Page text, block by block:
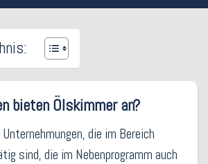
bieten Ölskimmer an?
die im Bereich
sind, die im Nebenprogramm auch